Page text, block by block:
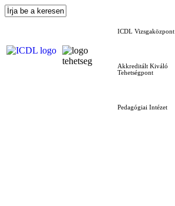
ICDL Vizsgaközpont
Akkreditált Kiváló
Tehetségpont
Pedagógiai Intézet